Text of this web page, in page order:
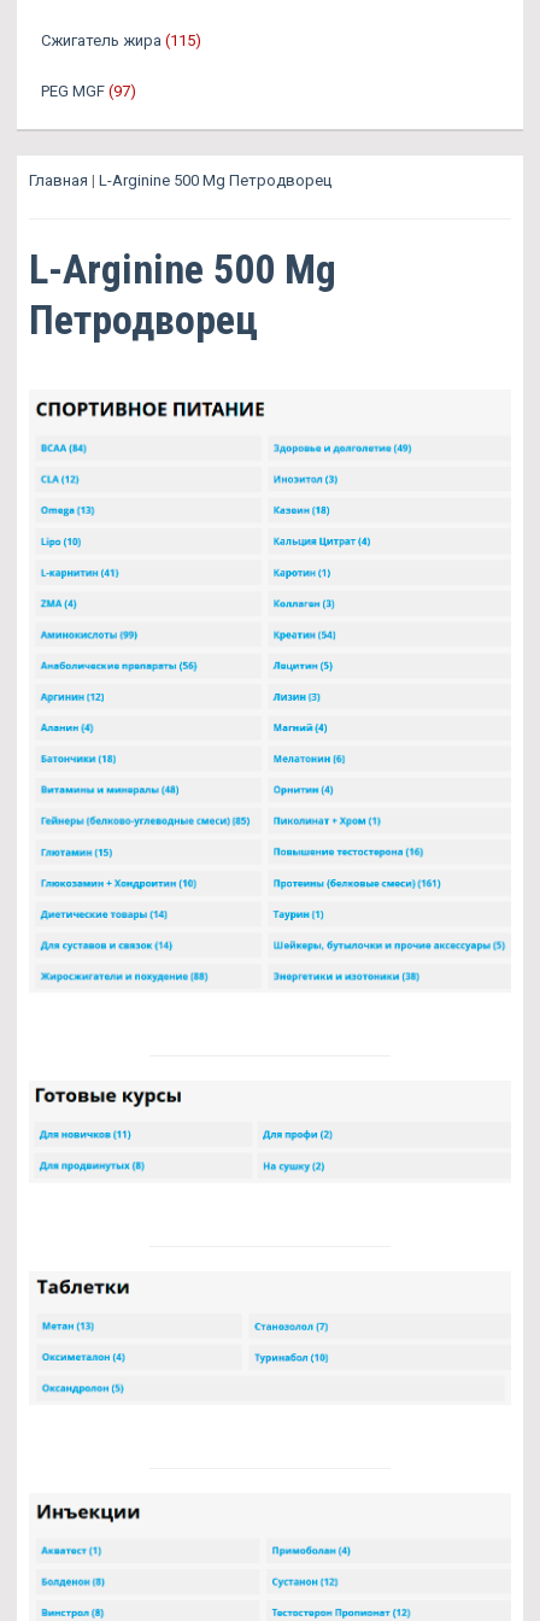
Сжигатель жира (115)
PEG MGF (97)
Главная | L-Arginine 500 Mg Петродворец
L-Arginine 500 Mg
Петродворец